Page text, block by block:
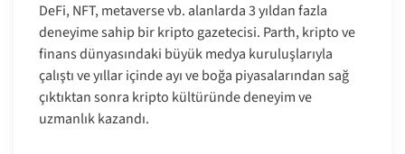
DeFi, NFT, metaverse vb. alanlarda 3 yıldan fazla
deneyime sahip bir kripto gazetecisi. Parth, kripto ve
finans dünyasındaki büyük medya kuruluşlarıyla
çalıştı ve yıllar içinde ayı ve boğa piyasalarından sağ
çıktıktan sonra kripto kültüründe deneyim ve
uzmanlık kazandı.